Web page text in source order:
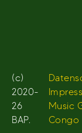
(c)
2020-
26
BAP.
Music
Congo